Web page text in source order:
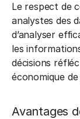
Le respect de
analystes des
d’analyser
les
décisions
économique
Avantages